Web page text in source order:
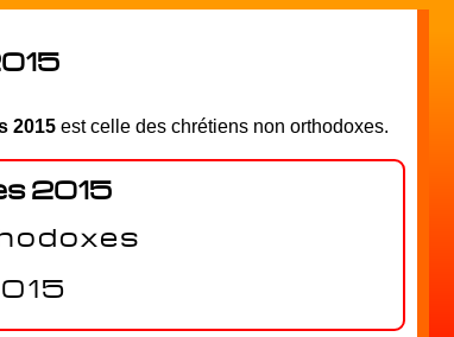
2015 est celle des chrétiens non orthodoxes.
2015